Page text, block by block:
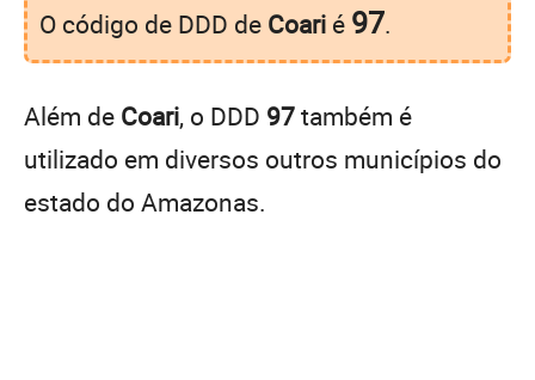
O código de DDD de Coari é 97.
Além de Coari, o DDD 97também é
utilizado em diversos outros municípios do
estado do Amazonas.